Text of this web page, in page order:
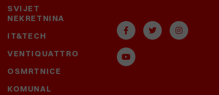
SVIJET
NEKRETNINA
IT&TECH
VENTIQUATTRO
OSMRTNICE
KOMUNAL